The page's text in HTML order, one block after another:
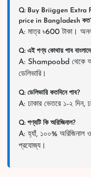
Q: Buy Briiggen Extra
price in Bangladesh
A: মাত্র ৳600 টাকা।
Q: এই পণ্য কোথায় পাব
A: Shampoobd থেকে
ডেলিভারি।
Q: ডেলিভারি কতদিনে পাব?
A: ঢাকার ভেতরে ১-২ দিন,
Q: পণ্যটি কি অরিজিনাল?
A: হ্যাঁ, ১০০% অরিজিনাল ও
প্রযোজ্য।